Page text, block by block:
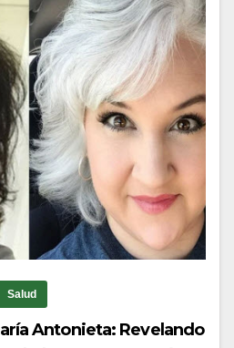
Salud
Antonieta: Revelando